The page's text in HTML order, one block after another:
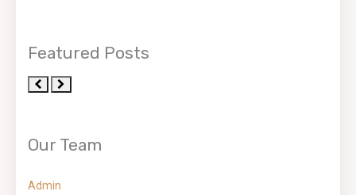
Featured Posts
Our Team
Admin